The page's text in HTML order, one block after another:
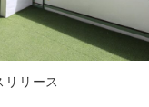
リース